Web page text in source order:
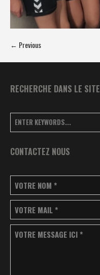
← Previous
RECHERCHE DANS LE SITE
CONTACTEZ NOUS
VOTRE NOM *
VOTRE MAIL *
VOTRE MESSAGE ICI *